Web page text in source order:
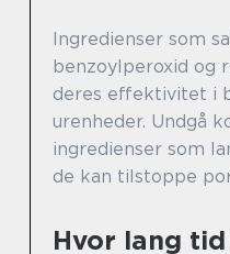
Ingredienser som
benzoylperoxid og
deres effektivitet i
urenheder. Undgå
ingredienser som
de kan tilstoppe
Hvor lang